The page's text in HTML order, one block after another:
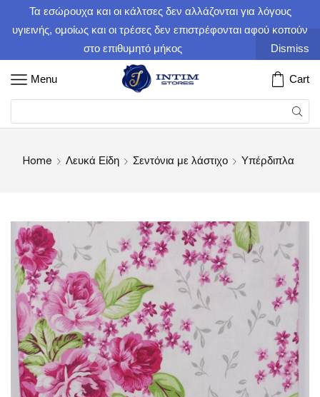
Τα εσώρουχα και οι κάλτσες δεν αλλάζονται για λόγους
υγιεινής, ομοίως και οι τρέσες δεν επιστρέφονται αφού κοπούν
στο επιθυμητό μήκος
Dismiss
Menu Cart
Home Λευκά Είδη Σεντόνια με λάστιχο Υπέρδιπλα